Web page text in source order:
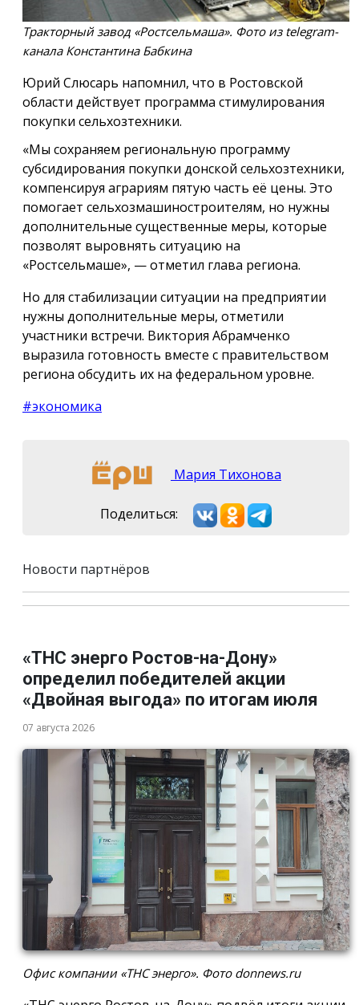
Тракторный завод «Ростсельмаша». Фото из telegram-
канала Константина Бабкина
Юрий Слюсарь напомнил, что в Ростовской
области действует программа стимулирования
покупки сельхозтехники.
«Мы сохраняем региональную программу
субсидирования покупки донской сельхозтехники,
компенсируя аграриям пятую часть её цены. Это
помогает сельхозмашиностроителям, но нужны
дополнительные существенные меры, которые
позволят выровнять ситуацию на
«Ростсельмаше», — отметил глава региона.
Но для стабилизации ситуации на предприятии
нужны дополнительные меры, отметили
участники встречи. Виктория Абрамченко
выразила готовность вместе с правительством
региона обсудить их на федеральном уровне.
#экономика
Мария Тихонова
Поделиться:
Новости партнёров
«ТНС энерго Ростов-на-Дону»
определил победителей акции
«Двойная выгода» по итогам июля
07 августа 2026
Офис компании «ТНС энерго». Фото donnews.ru